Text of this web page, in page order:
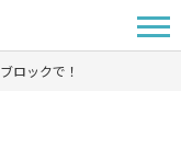
ロックで！